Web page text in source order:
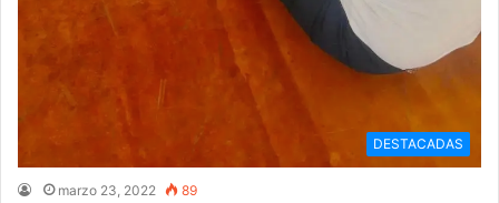
DESTACADAS
marzo 23, 2022 89